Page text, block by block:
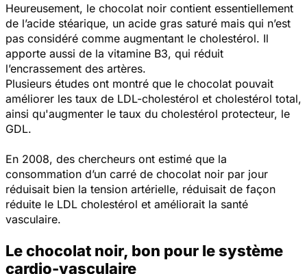
Heureusement, le chocolat noir contient essentiellement
de l’acide stéarique, un acide gras saturé mais qui n’est
pas considéré comme augmentant le cholestérol. Il
apporte aussi de la vitamine B3, qui réduit
l’encrassement des artères.
Plusieurs études ont montré que le chocolat pouvait
améliorer les taux de LDL-cholestérol et cholestérol total,
ainsi qu'augmenter le taux du cholestérol protecteur, le
GDL.
En 2008, des chercheurs ont estimé que la
consommation d’un carré de chocolat noir par jour
réduisait bien la tension artérielle, réduisait de façon
réduite le LDL cholestérol et améliorait la santé
vasculaire.
Le chocolat noir, bon pour le système
cardio-vasculaire